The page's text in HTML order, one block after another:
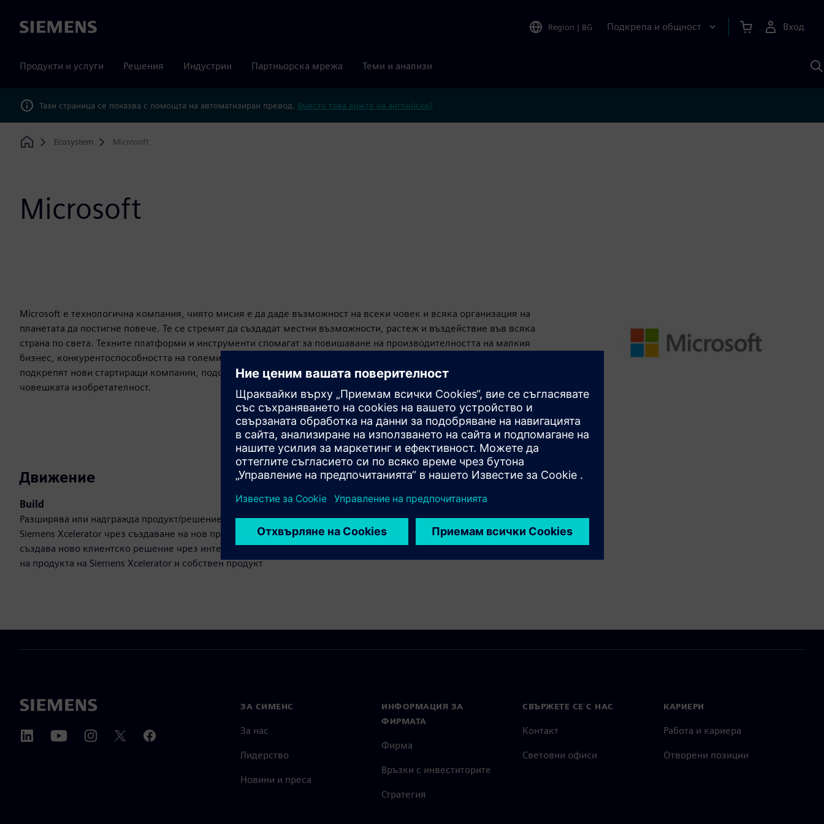
Siemens Region | BG Подкрепа и общност Вход
Продукти и услуги Решения Индустрии Партньорска мрежа Теми и анализи
с
Тази страница се показва с помощта на автоматизиран превод. Вместо това вижте на английски?
Home
Ecosystem Microsoft
Microsoft
Microsoft е технологична компания, чиято мисия е да даде възможност на всеки човек и всяка организация на
планетата да постигне повече. Те се стремят да създадат местни възможности, растеж и въздействие във всяка
страна по света. Техните платформи и инструменти спомагат за повишаване на производителността на малкия
бизнес, конкурентоспособността на големите предприятия и ефективността на публичния сектор. Те също така
подкрепят нови стартиращи компании, подобряват образователните и здравните резултати и дават възможност на
човешката изобретателност.
Движение
Build
Разширява или надгражда продукт/решение на
Siemens Xcelerator чрез създаване на нов продукт или
създава ново клиентско решение чрез интегриране
на продукта на Siemens Xcelerator и собствен продукт
ЗА СИМЕНС
За нас
Лидерство
Новини и преса
ИНФОРМАЦИЯ ЗА
ФИРМАТА
Фирма
Връзки с инвеститорите
Стратегия
СВЪРЖЕТЕ СЕ С НАС
Контакт
Световни офиси
КАРИЕРИ
Работа и кариера
Отворени позиции